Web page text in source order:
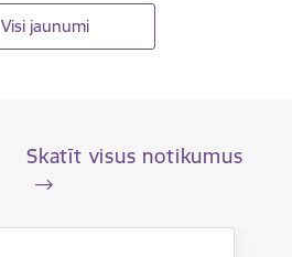
Visi jaunumi
Skatīt visus notikumus